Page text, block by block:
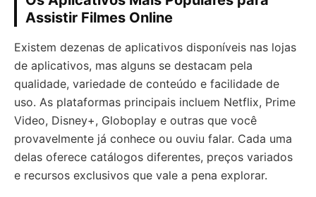
Assistir Filmes Online
Existem dezenas de aplicativos disponíveis nas lojas
de aplicativos, mas alguns se destacam pela
qualidade, variedade de conteúdo e facilidade de
uso. As plataformas principais incluem Netflix, Prime
Video, Disney+, Globoplay e outras que você
provavelmente já conhece ou ouviu falar. Cada uma
delas oferece catálogos diferentes, preços variados
e recursos exclusivos que vale a pena explorar.